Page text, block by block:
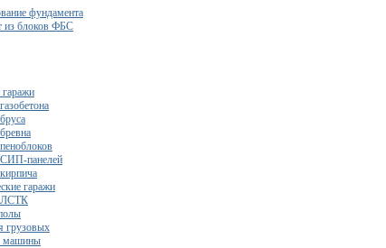
фундамента
из блоков ФБС
панелей
гаражи
ЛСТК
грузовых
машины